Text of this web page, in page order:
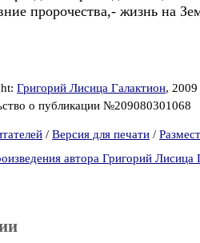
пророчества,- жизнь на
Григорий Лисица Галактион, 2009
о публикации №209080301068
/ Версия для печати /
автора Григорий Лисица